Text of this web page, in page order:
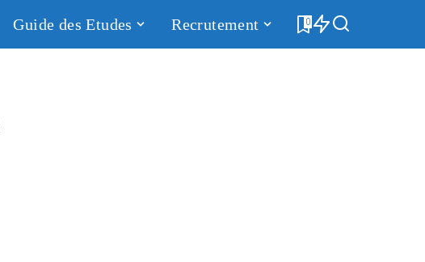
Guide des Etudes Recrutement 0